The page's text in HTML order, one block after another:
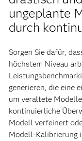
ungeplante
durch
Sorgen Sie dafür,
höchstem Niveau
generieren, die eine
um veraltete
kontinuierliche
Modell verfeinert
Modell-Kalibrierung